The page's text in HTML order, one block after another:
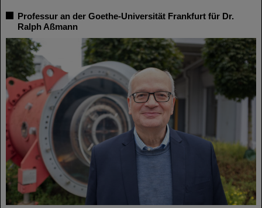
Professur an der Goethe-Universität Frankfurt für Dr.
Ralph Aßmann